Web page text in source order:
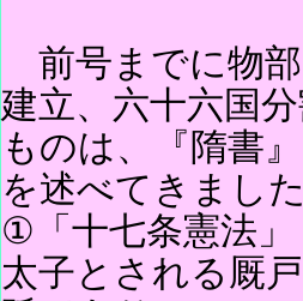
前号までに物部
建立、六十六国
ものは、『隋書
を述べてきまし
①「十七条憲法
太子とされる厩